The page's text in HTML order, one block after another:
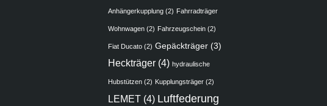
Anhängerkupplung (2) Fahrradträger
Wohnwagen (2) Fahrzeugschein (2)
Fiat Ducato (2) Gepäckträger (3)
Heckträger (4) hydraulische
Hubstützen (2) Kupplungsträger (2)
LEMET (4) Luftfederung